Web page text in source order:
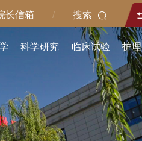
长信箱 / 搜索
科学研究 临床试验 护